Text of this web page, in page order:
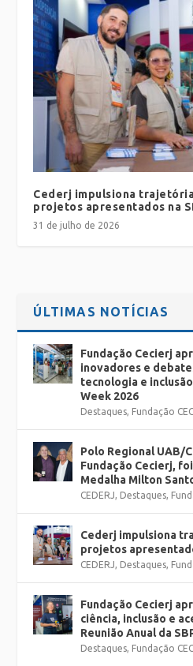
Cederj impulsiona
projetos apresentados na
31 de julho de 2026
ÚLTIMAS NOTÍCIAS
Fundação Cecierj
inovadores e
tecnologia e
Week 2026
Destaques, Fundação
Polo Regional UAB/
Fundação Cecierj,
Medalha Milton
CEDERJ, Destaques,
Cederj impulsiona
projetos
CEDERJ, Destaques,
Fundação Cecierj
ciência, inclusão e
Reunião Anual da
Destaques, Fundação